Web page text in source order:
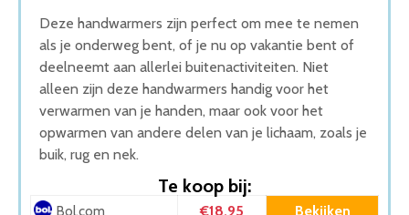
Deze handwarmers zijn perfect om mee te nemen
als je onderweg bent, of je nu op vakantie bent of
deelneemt aan allerlei buitenactiviteiten. Niet
alleen zijn deze handwarmers handig voor het
verwarmen van je handen, maar ook voor het
opwarmen van andere delen van je lichaam, zoals je
buik, rug en nek.
Te koop bij:
Bol.com €18.95 Bekijken